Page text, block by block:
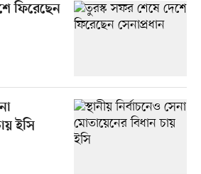
ফিরেছেন
ইসি